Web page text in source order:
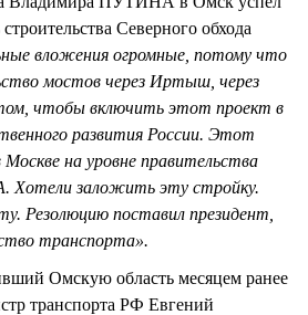
Северного обхода
вложения огромные, потому что
мостов через Иртыш, через
чтобы включить этот проект в
развития России. Этот
на уровне правительства
заложить эту стройку.
Резолюцию поставил президент,
транспорта».
Омскую область месяцем ранее
транспорта РФ Евгений